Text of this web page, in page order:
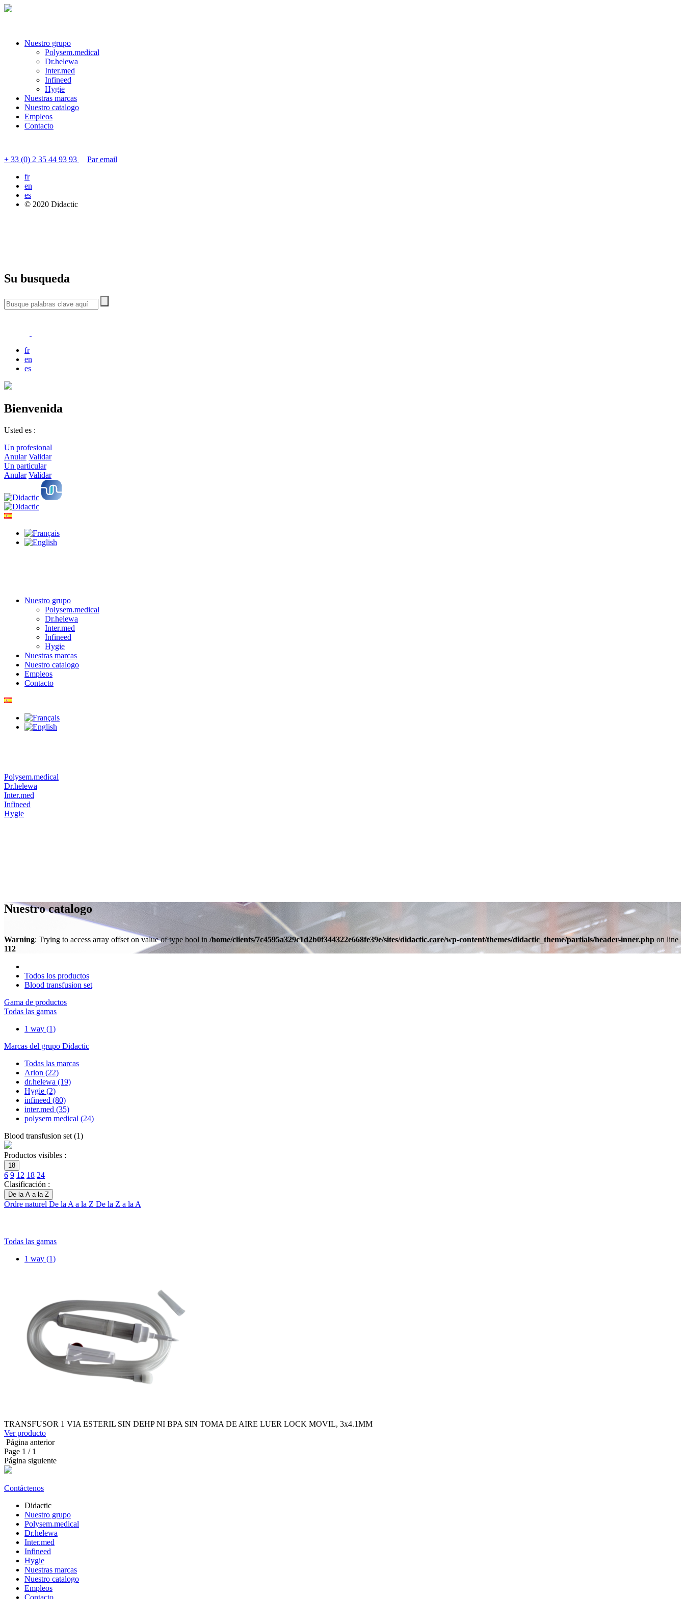
Nuestro grupo
Polysem.medical
Dr.helewa
Inter.med
Infineed
Hygie
Nuestras marcas
Nuestro catalogo
Empleos
Contacto
+ 33 (0) 2 35 44 93 93
Par email
fr
en
es
© 2020 Didactic
Su busqueda
fr
en
es
Bienvenida
Usted es :
Un profesional
Anular Validar
Un particular
Anular Validar
Nuestro grupo
Polysem.medical
Dr.helewa
Inter.med
Infineed
Hygie
Nuestras marcas
Nuestro catalogo
Empleos
Contacto
Polysem.medical
Dr.helewa
Inter.med
Infineed
Hygie
Nuestro catalogo
Warning: Trying to access array offset on value of type bool in /home/clients/7c4595a329c1d2b0f344322e668fe39e/sites/didactic.care/wp-content/themes/didactic_theme/partials/header-inner.php on line
112
Todos los productos
Blood transfusion set
Gama de productos
Todas las gamas
1 way (1)
Marcas del grupo Didactic
Todas las marcas
Arion (22)
dr.helewa (19)
Hygie (2)
infineed (80)
inter.med (35)
polysem medical (24)
Blood transfusion set (1)
Productos visibles :
18
6 9 12 18 24
Clasificación :
De la A a la Z
Ordre naturel De la A a la Z De la Z a la A
Todas las gamas
1 way (1)
TRANSFUSOR 1 VIA ESTERIL SIN DEHP NI BPA SIN TOMA DE AIRE LUER LOCK MOVIL, 3x4.1MM
Ver producto
Página anterior
Page 1 / 1
Página siguiente
Contáctenos
Didactic
Nuestro grupo
Polysem.medical
Dr.helewa
Inter.med
Infineed
Hygie
Nuestras marcas
Nuestro catalogo
Empleos
Contacto